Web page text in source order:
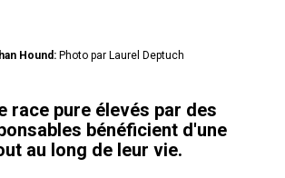
Hound:Photo par Laurel Deptuch
race pure élevés par des
bénéficient d'une
au long de leur vie.